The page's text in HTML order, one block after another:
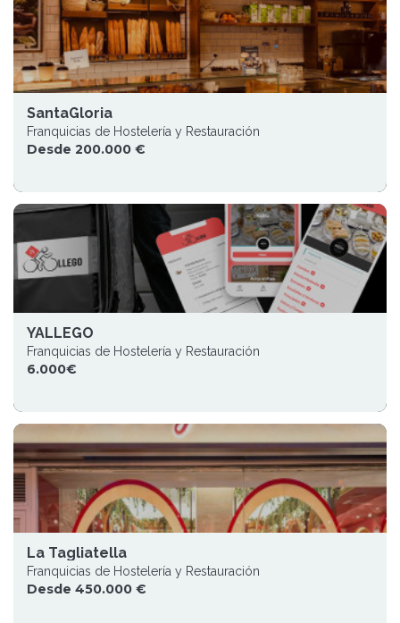
SantaGloria
Franquicias de Hostelería y Restauración
Desde 200.000 €
YALLEGO
Franquicias de Hostelería y Restauración
6.000€
La Tagliatella
Franquicias de Hostelería y Restauración
Desde 450.000 €